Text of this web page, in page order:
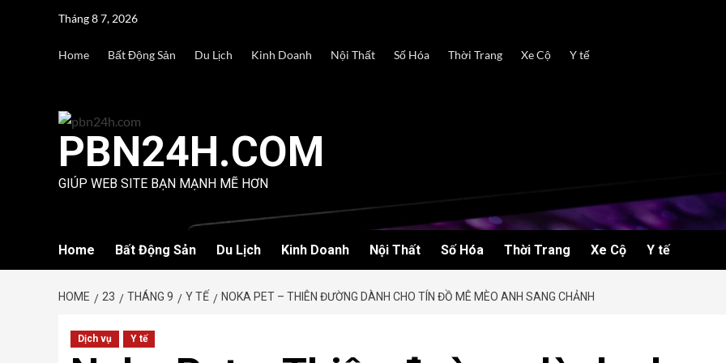
Tháng 8 7, 2026
Home Bất Động Sản Du Lịch Kinh Doanh Nội Thất Số Hóa Thời Trang Xe Cộ Y tế
PBN24H.COM
GIÚP WEB SITE BẠN MẠNH MẼ HƠN
Home Bất Động Sản Du Lịch Kinh Doanh Nội Thất Số Hóa Thời Trang Xe Cộ Y tế
HOME 23 THÁNG 9 Y TẾ NOKA PET – THIÊN ĐƯỜNG DÀNH CHO TÍN ĐỒ MÊ MÈO ANH SANG CHẢNH
Dịch vụ Y tế